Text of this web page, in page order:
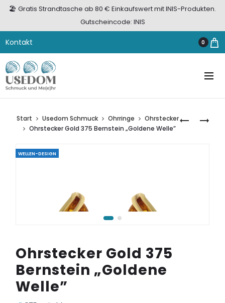
🏖️ Gratis Strandtasche ab 80 € Einkaufswert mit INIS-Produkten.
Gutscheincode: INIS
Kontakt 0
RING
Start Usedom Schmuck Ohrringe
Ohrstecker
Ohrstecker Gold 375 Bernstein „Goldene Welle”
WELLEN-DESIGN
Ohrstecker Gold 375
Bernstein „Goldene
Welle”